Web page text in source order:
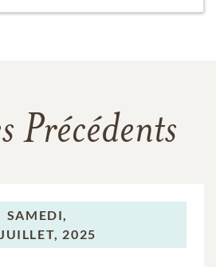
Précédents
SAMEDI,
2025